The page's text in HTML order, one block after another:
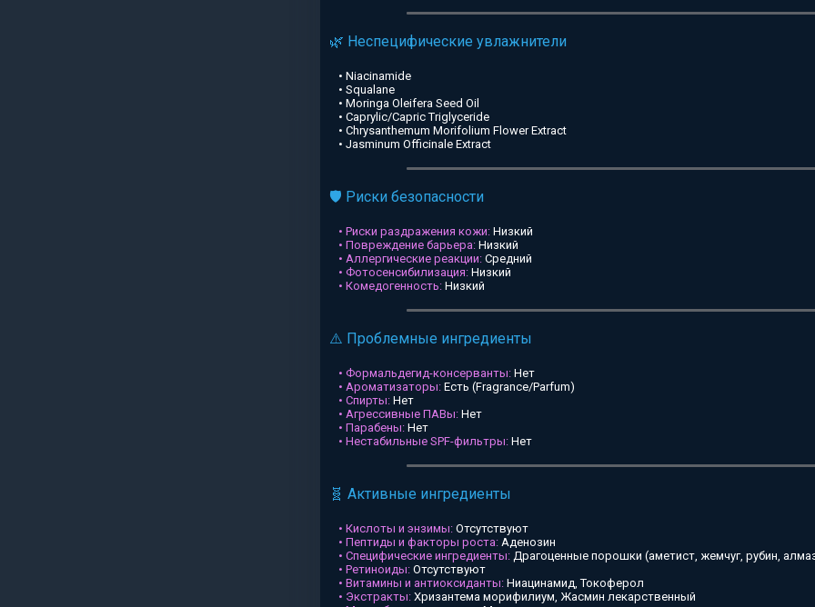
🌿 Неспецифические увлажнители
• Niacinamide
• Squalane
• Moringa Oleifera Seed Oil
• Caprylic/Capric Triglyceride
• Chrysanthemum Morifolium Flower Extract
• Jasminum Officinale Extract
🛡️ Риски безопасности
• Риски раздражения кожи: Низкий
• Повреждение барьера: Низкий
• Аллергические реакции: Средний
• Фотосенсибилизация: Низкий
• Комедогенность: Низкий
⚠️ Проблемные ингредиенты
• Формальдегид-консерванты: Нет
• Ароматизаторы: Есть (Fragrance/Parfum)
• Спирты: Нет
• Агрессивные ПАВы: Нет
• Парабены: Нет
• Нестабильные SPF-фильтры: Нет
🧬 Активные ингредиенты
• Кислоты и энзимы: Отсутствуют
• Пептиды и факторы роста: Аденозин
• Специфические ингредиенты: Драгоценные порошки (аметист, жемчуг, рубин,
• Ретиноиды: Отсутствуют
• Витамины и антиоксиданты: Ниацинамид, Токоферол
• Экстракты: Хризантема морифилиум, Жасмин лекарственный